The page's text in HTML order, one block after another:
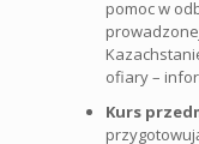
pomoc w
ofiary –
Kurs